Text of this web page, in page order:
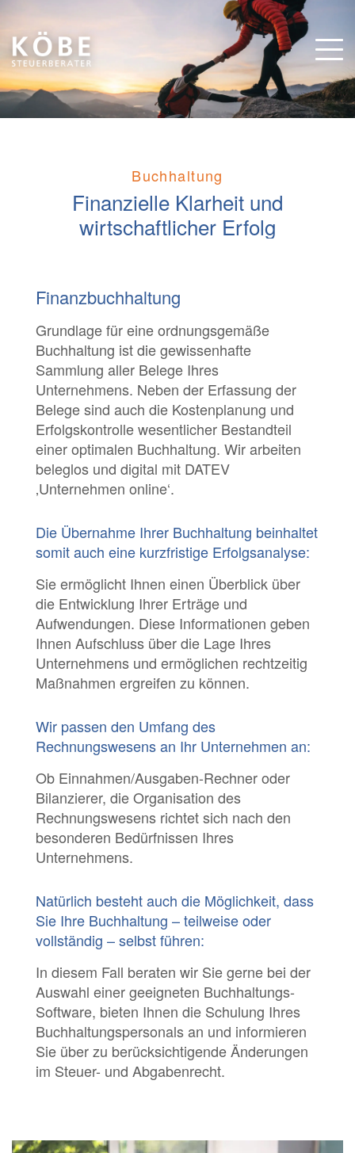
Buchhaltung
Finanzielle Klarheit und
wirtschaftlicher Erfolg
Finanzbuchhaltung
Grundlage für eine ordnungsgemäße
Buchhaltung ist die gewissenhafte
Sammlung aller Belege Ihres
Unternehmens. Neben der Erfassung der
Belege sind auch die Kostenplanung und
Erfolgskontrolle wesentlicher Bestandteil
einer optimalen Buchhaltung. Wir arbeiten
beleglos und digital mit DATEV
‚Unternehmen online‘.
Die Übernahme Ihrer Buchhaltung beinhaltet
somit auch eine kurzfristige Erfolgsanalyse:
Sie ermöglicht Ihnen einen Überblick über
die Entwicklung Ihrer Erträge und
Aufwendungen. Diese Informationen geben
Ihnen Aufschluss über die Lage Ihres
Unternehmens und ermöglichen rechtzeitig
Maßnahmen ergreifen zu können.
Wir passen den Umfang des
Rechnungswesens an Ihr Unternehmen an:
Ob Einnahmen/Ausgaben-Rechner oder
Bilanzierer, die Organisation des
Rechnungswesens richtet sich nach den
besonderen Bedürfnissen Ihres
Unternehmens.
Natürlich besteht auch die Möglichkeit, dass
Sie Ihre Buchhaltung – teilweise oder
vollständig – selbst führen:
In diesem Fall beraten wir Sie gerne bei der
Auswahl einer geeigneten Buchhaltungs-
Software, bieten Ihnen die Schulung Ihres
Buchhaltungspersonals an und informieren
Sie über zu berücksichtigende Änderungen
im Steuer- und Abgabenrecht.